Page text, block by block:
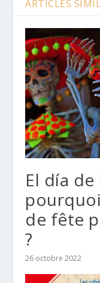
ARTICLES
El día
de fête
?
26 octobre 2022